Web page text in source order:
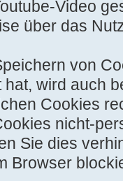
Video
über das
von
hat, wird auch
Cookies
nicht-
Sie dies
Browser